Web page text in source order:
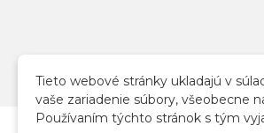
Tieto webové stránky ukladajú v
vaše zariadenie súbory, všeobecne
Používaním týchto stránok s tým